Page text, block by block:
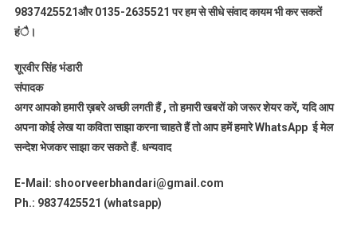
9837425521और 0135-2635521 पर हम से सीधे संवाद कायम भी कर सकतें
हंै।
शूरवीर सिंह भंडारी
संपादक
अगर आपको हमारी ख़बरे अच्छी लगती हैं , तो हमारी खबरों को जरूर शेयर करें, यदि आप
अपना कोई लेख या कविता साझा करना चाहते हैं तो आप हमें हमारे WhatsApp ई मेल
सन्देश भेजकर साझा कर सकते हैं. धन्यवाद
E-Mail: shoorveerbhandari@gmail.com
Ph.: 9837425521 (whatsapp)